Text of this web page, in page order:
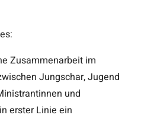
Zusammenarbeit im
Jungschar, Jugend
und
erster Linie ein